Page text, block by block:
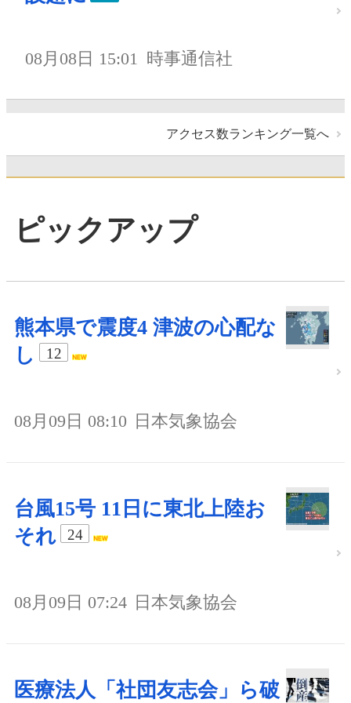
08月08日 15:01 時事通信社
アクセス数ランキング一覧へ
ピックアップ
熊本県で震度4 津波の心配な
し
12
08月09日 08:10 日本気象協会
台風15号 11日に東北上陸お
それ
24
08月09日 07:24 日本気象協会
医療法人「社団友志会」ら破